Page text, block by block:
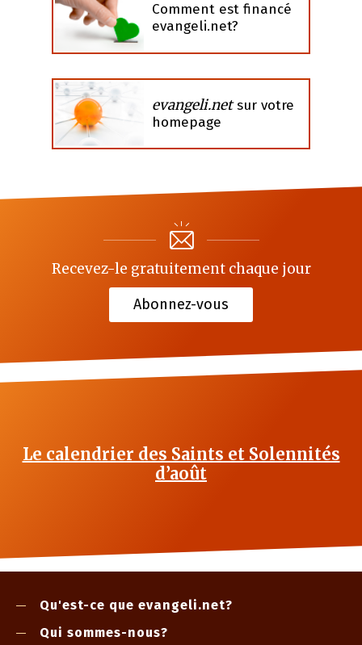
Comment est financé
evangeli.net?
evangeli.netsur votre
homepage
Recevez-le gratuitement chaque jour
Abonnez-vous
Le calendrier des Saints et Solennités
d’août
Qu'est-ce que evangeli.net?
Qui sommes-nous?